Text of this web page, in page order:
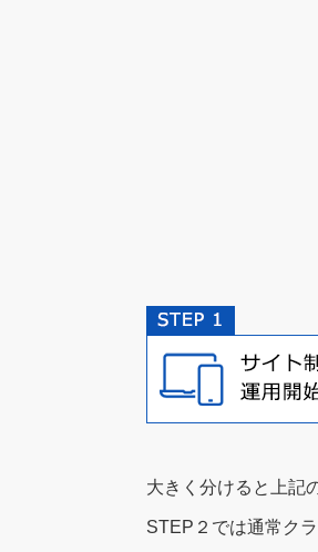
大きく分けると上記
STEP２では通常ク